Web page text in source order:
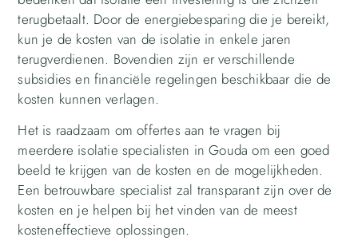
terugbetaalt. Door de energiebesparing die je bereikt,
kun je de kosten van de isolatie in enkele jaren
terugverdienen. Bovendien zijn er verschillende
subsidies en financiële regelingen beschikbaar die de
kosten kunnen verlagen.
Het is raadzaam om offertes aan te vragen bij
meerdere isolatie specialisten in Gouda om een goed
beeld te krijgen van de kosten en de mogelijkheden.
Een betrouwbare specialist zal transparant zijn over de
kosten en je helpen bij het vinden van de meest
kosteneffectieve oplossingen.